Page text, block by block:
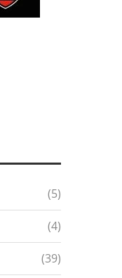
(5)
(4)
(39)